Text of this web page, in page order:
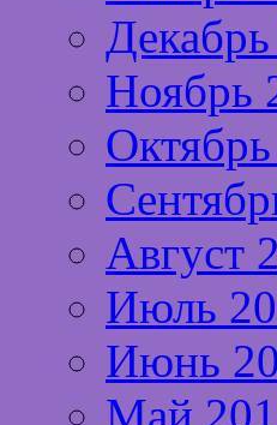
Ноябрь
Август
Июль
Июнь
Май